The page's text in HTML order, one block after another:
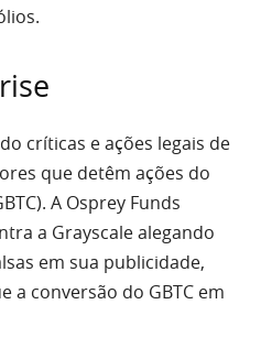
críticas e ações legais de
que detêm ações do
A Osprey Funds
a Grayscale alegando
em sua publicidade,
a conversão do GBTC em